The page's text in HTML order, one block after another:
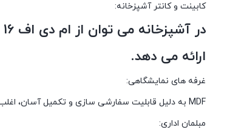
کابینت و کانتر آشپزخانه:
ارائه می دهد.
غرفه های نمایشگاهی:
MDF به دلیل قابلیت سفارشی سازی و تکمیل آسان، اغلب در ساخت غرفه ها و نمایشگاه های موقت استفاده می شود.
مبلمان اداری: